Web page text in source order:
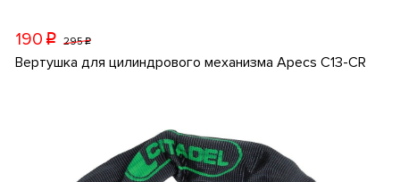
190 p 295p
Вертушка для цилиндрового механизма Apecs C13-CR